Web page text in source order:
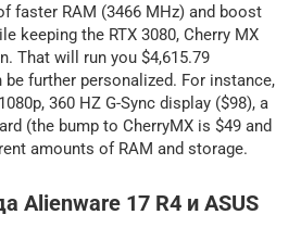
faster RAM (3466 MHz) and boost
keeping the RTX 3080, Cherry MX
That will run you $4,615.79
further personalized. For instance,
360 HZ G-Sync display ($98), a
(the bump to CherryMX is $49 and
amounts of RAM and storage.
Alienware 17 R4 и ASUS